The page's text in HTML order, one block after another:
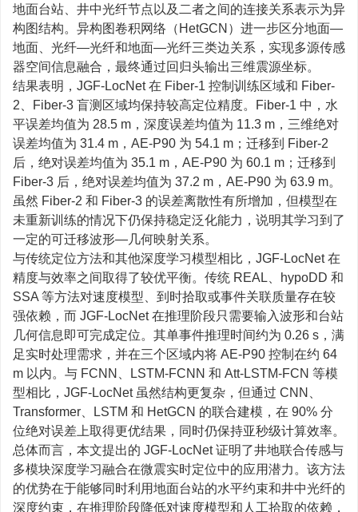
地面台站、井中光纤节点以及二者之间的连接关系表示为异
构图结构。异构图卷积网络（HetGCN）进一步区分地面—
地面、光纤—光纤和地面—光纤三类边关系，实现多源传感
器空间信息融合，最终通过回归头输出三维震源坐标。
结果表明，JGF-LocNet 在 Fiber-1 控制训练区域和 Fiber-
2、Fiber-3 盲测区域均保持较高定位精度。Fiber-1 中，水
平误差均值为 28.5 m，深度误差均值为 11.3 m，三维绝对
误差均值为 31.4 m，AE-P90 为 54.1 m；迁移到 Fiber-2
后，绝对误差均值为 35.1 m，AE-P90 为 60.1 m；迁移到
Fiber-3 后，绝对误差均值为 37.2 m，AE-P90 为 63.9 m。
虽然 Fiber-2 和 Fiber-3 的误差离散性有所增加，但模型在
未重新训练的情况下仍保持稳定泛化能力，说明其学习到了
一定的可迁移波形—几何映射关系。
与传统定位方法和其他深度学习模型相比，JGF-LocNet 在
精度与效率之间取得了较优平衡。传统 REAL、hypoDD 和
SSA 等方法对速度模型、到时拾取或事件关联质量存在较
强依赖，而 JGF-LocNet 在推理阶段只需要输入波形和台站
几何信息即可完成定位。其单事件推理时间约为 0.26 s，满
足实时处理需求，并在三个区域内将 AE-P90 控制在约 64
m 以内。与 FCNN、LSTM-FCNN 和 Att-LSTM-FCN 等模
型相比，JGF-LocNet 虽然结构更复杂，但通过 CNN、
Transformer、LSTM 和 HetGCN 的联合建模，在 90% 分
位绝对误差上取得更优结果，同时仍保持亚秒级计算效率。
总体而言，本文提出的 JGF-LocNet 证明了井地联合传感与
多模块深度学习融合在微震实时定位中的应用潜力。该方法
的优势在于能够同时利用地面台站的水平约束和井中光纤的
深度约束，在推理阶段降低对速度模型和人工拾取的依赖，